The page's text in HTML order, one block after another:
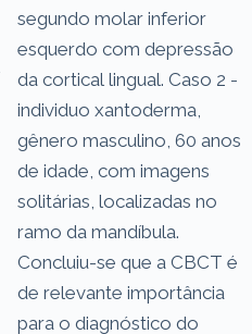
segundo molar inferior
esquerdo com depressão
da cortical lingual. Caso 2 -
individuo xantoderma,
gênero masculino, 60 anos
de idade, com imagens
solitárias, localizadas no
ramo da mandíbula.
Concluiu-se que a CBCT é
de relevante importância
para o diagnóstico do